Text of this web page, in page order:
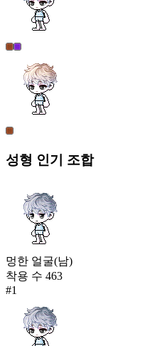
성형 인기 조합
멍한 얼굴(남)
착용 수 463
#1